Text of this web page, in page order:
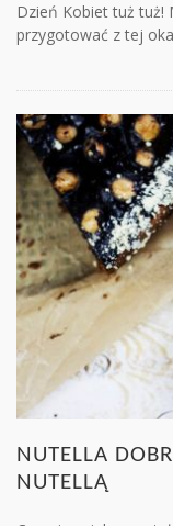
Dzień Kobiet tuż tuż!
przygotować z tej
NUTELLA
NUTELLĄ